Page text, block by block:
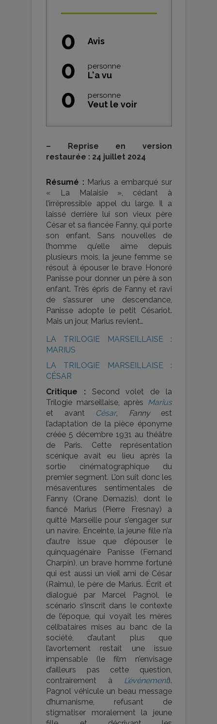
0 Avis
0 personne
L'a vu
0 personne
Veut le voir
– Reprise en version
restaurée : 24 juillet 2024
Résumé : Marius a embarqué sur
« La Malaisie », cédant à
l’irrépressible appel du large. Il a
laissé derrière lui son vieux père
César et sa fiancée Fanny, qui porte
son enfant. Sans nouvelles de
l’homme qu’elle aime depuis
plusieurs mois, la jeune femme se
résout à épouser le brave Honoré
Panisse pour donner un père à son
enfant. Très épris de Fanny et ravi
de s’assurer une descendance,
Panisse adopte le petit Césariot.
Mais un jour, Marius revient…
LA TRILOGIE MARSEILLAISE :
MARIUS
LA TRILOGIE MARSEILLAISE :
CÉSAR
Critique : Second volet de la
Trilogie marseillaise, après
Marius
et avant
César, Fannyest
l’adaptation de la pièce éponyme
créée 5 décembre 1931 au théâtre
de Paris. Cette représentation
scénique avait eu lieu après la
sortie cinématographique du
premier segment. L’on suit donc les
mésaventures sentimentales de
Fanny (Orane Demazis), dont le
fiancé Marius (Pierre Fresnay) a
quitté Marseille pour s’engager sur
un navire. Enceinte, la jeune fille n’a
d’autre issue que d’épouser le
quinquagénaire Panisse (Fernand
Charpin), un brave homme fortuné
qui est aussi un vieil ami de César
(Raimu), le père de Marius. Écrit et
dialogué par Marcel Pagnol, le
scénario s’inscrit dans le contexte
de l’époque, qui voyait les mères
célibataires mises au banc de la
société, d’autant plus que
l’avortement restait une issue
impensable (le film n’envisage
d’ailleurs pas cette question,
contrairement à
L’événement).
Pagnol véhicule un beau message
d’humanisme, refusant de
stigmatiser moralement la jeune